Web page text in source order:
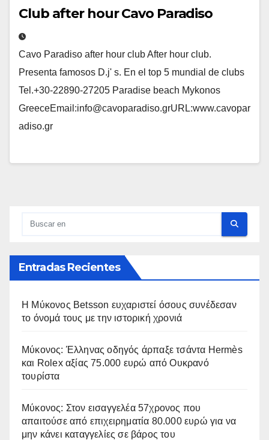
Club after hour Cavo Paradiso
Cavo Paradiso after hour club After hour club.
Presenta famosos D.j' s. En el top 5 mundial de clubs
Tel.+30-22890-27205 Paradise beach Mykonos
GreeceEmail:info@cavoparadiso.grURL:www.cavopar
adiso.gr
Entradas Recientes
Η Μύκονος Betsson ευχαριστεί όσους συνέδεσαν
το όνομά τους με την ιστορική χρονιά
Μύκονος: Έλληνας οδηγός άρπαξε τσάντα Hermès
και Rolex αξίας 75.000 ευρώ από Ουκρανό
τουρίστα
Μύκονος: Στον εισαγγελέα 57χρονος που
απαιτούσε από επιχειρηματία 80.000 ευρώ για να
μην κάνει καταγγελίες σε βάρος του